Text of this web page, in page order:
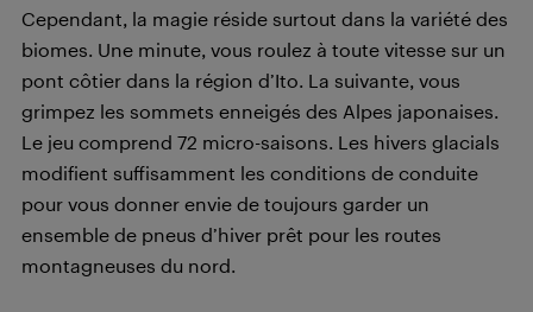
Cependant, la magie réside surtout dans la variété des
biomes. Une minute, vous roulez à toute vitesse sur un
pont côtier dans la région d’Ito. La suivante, vous
grimpez les sommets enneigés des Alpes japonaises.
Le jeu comprend 72 micro-saisons. Les hivers glacials
modifient suffisamment les conditions de conduite
pour vous donner envie de toujours garder un
ensemble de pneus d’hiver prêt pour les routes
montagneuses du nord.